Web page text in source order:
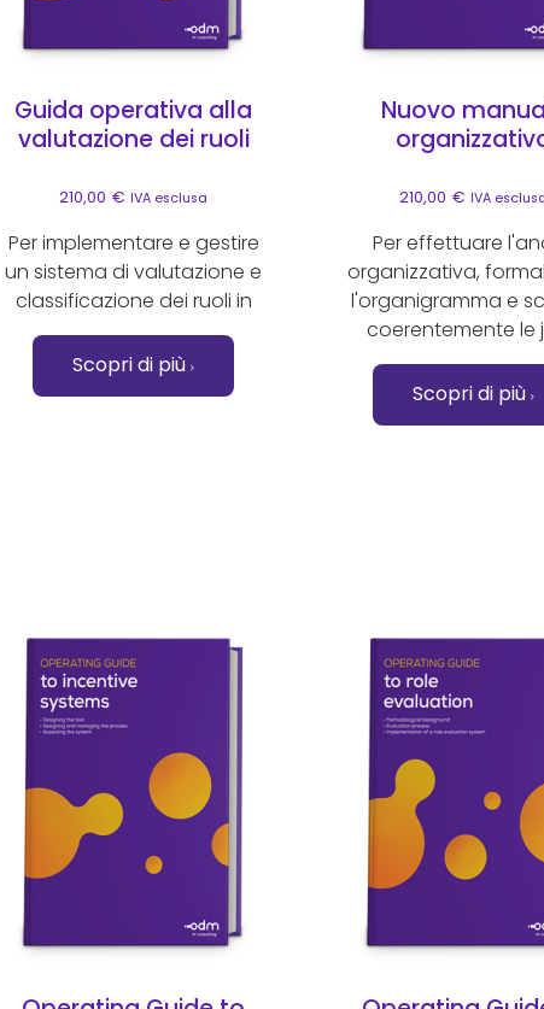
Guida operativa alla
valutazione dei ruoli
210,00 € IVA esclusa
Per implementare e gestire
un sistema di valutazione e
classificazione dei ruoli in
Scopri di più
Nuovo
210,00 € IVA
Per effettuare
organizzativa,
l'organigramma e
coerentemente le
Scopri di più
Questo prodotto ha più varianti. Le opzioni possono
Questo prodotto ha